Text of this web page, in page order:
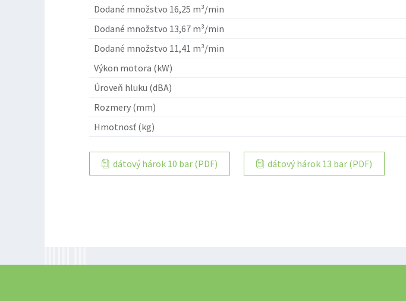
Dodané množstvo 16,25 m³/min
Dodané množstvo 13,67 m³/min
Dodané množstvo 11,41 m³/min
Výkon motora (kW)
Úroveň hluku (dBA)
Rozmery (mm)
Hmotnosť (kg)
dátový hárok 10 bar (PDF) dátový hárok 13 bar (PDF)